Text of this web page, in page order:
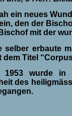
ein neues
den der
mit der
selber erbaute
dem Titel
1953 wurde in
des